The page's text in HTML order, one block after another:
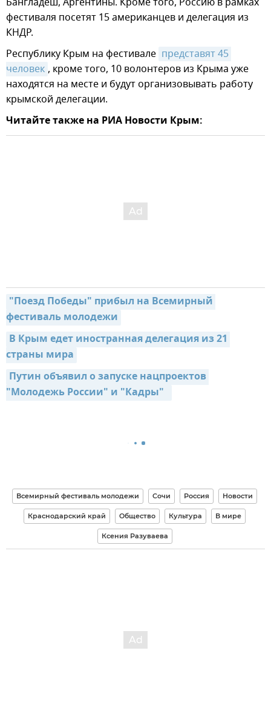
фестиваля посетят 15 американцев и делегация из
КНДР.
Республику Крым на фестивале представят 45
человек , кроме того, 10 волонтеров из Крыма уже
находятся на месте и будут организовывать работу
крымской делегации.
Читайте также на РИА Новости Крым:
"Поезд Победы" прибыл на Всемирный
фестиваль молодежи
В Крым едет иностранная делегация из 21
страны мира
Путин объявил о запуске нацпроектов
"Молодежь России" и "Кадры"
Всемирный фестиваль молодежи Сочи Россия Новости
Краснодарский край Общество Культура В мире
Ксения Разуваева